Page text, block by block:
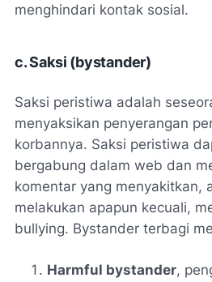
menghindari kontak sosial.
c. Saksi (bystander)
Saksi peristiwa adalah
menyaksikan penyerangan
korbannya. Saksi peristiwa
bergabung dalam web dan
komentar yang menyakitkan,
melakukan apapun kecuali,
bullying. Bystander terbagi
Harmful bystander,